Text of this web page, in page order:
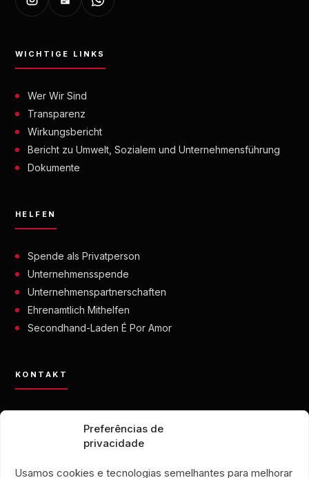
Preferências de
privacidade
Usamos cookies e tecnologias semelhantes para melhorar
WICHTIGE LINKS
Wer Wir Sind
Transparenz
Wirkungsbericht
Bericht zu Umwelt, Sozialem und Unternehmensführung
Dokumente
HELFEN
Spende als Privatperson
Unternehmensspende
Unternehmenspartnerschaften
Ehrenamtlich Mithelfen
Secondhand-Laden É Por Amor
KONTAKT
+55 21 99028-9090
ONG É POR AMOR